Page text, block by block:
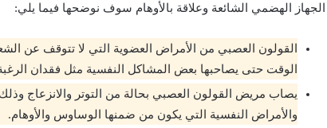
الجهاز الهضمي الشائعة وعلاقة بالأوهام سوف نوضحها فيما يلي:
القولون العصبي من الأمراض العضوية التي لا تتوقف عن
الوقت حتى يصاحبها بعض المشاكل النفسية مثل فقدان الرغبة
يصاب مريض القولون العصبي بحالة من التوتر والانزعاج
والأمراض النفسية التي يكون من ضمنها الوساوس والأوهام.